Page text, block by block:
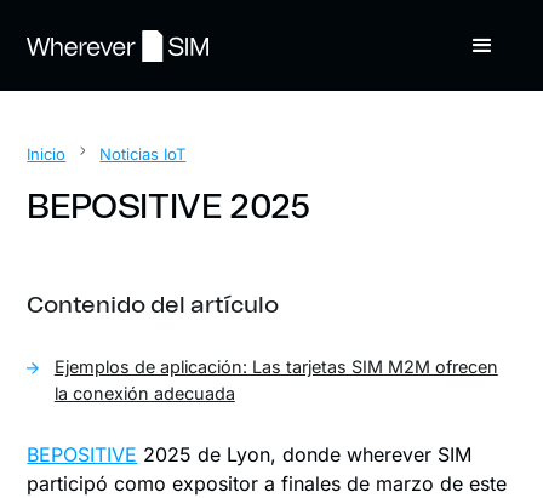
Inicio Noticias IoT
BEPOSITIVE 2025
Contenido del artículo
Ejemplos de aplicación: Las tarjetas SIM M2M ofrecen
la conexión adecuada
BEPOSITIVE 2025 de Lyon, donde wherever SIM
participó como expositor a finales de marzo de este